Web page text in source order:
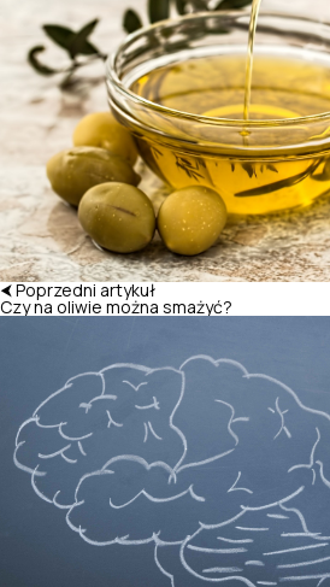
⮜ Poprzedni artykuł
Czy na oliwie można smażyć?